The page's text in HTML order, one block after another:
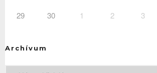
29 30 1 2 3
Archívum